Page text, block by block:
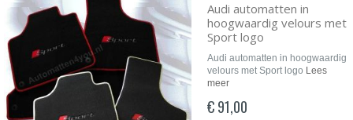
Audi automatten in
hoogwaardig velours met
Sport logo
Audi automatten in hoogwaardig
velours met Sport logo Lees
meer
€ 91,00